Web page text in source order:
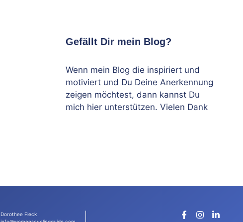
Gefällt Dir mein Blog?
Wenn mein Blog die inspiriert und
motiviert und Du Deine Anerkennung
zeigen möchtest, dann kannst Du
mich hier unterstützen. Vielen Dank
Dorothee Fleck